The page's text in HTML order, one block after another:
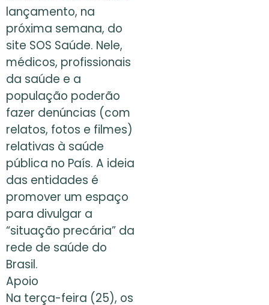
lançamento, na
próxima semana, do
site SOS Saúde. Nele,
médicos, profissionais
da saúde e a
população poderão
fazer denúncias (com
relatos, fotos e filmes)
relativas à saúde
pública no País. A ideia
das entidades é
promover um espaço
para divulgar a
“situação precária” da
rede de saúde do
Brasil.
Apoio
Na terça-feira (25), os